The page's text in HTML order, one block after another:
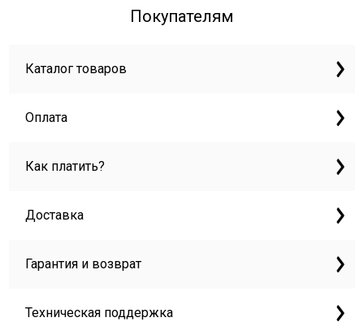
Покупателям
Каталог товаров
Оплата
Как платить?
Доставка
Гарантия и возврат
Техническая поддержка